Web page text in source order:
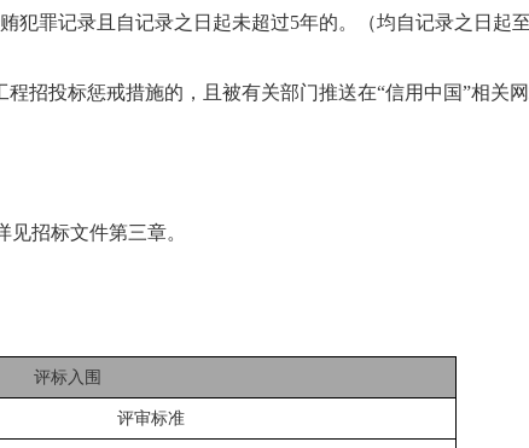
罪记录且自记录之日起未超过5年的。（均自记录之日起
招投标惩戒措施的，且被有关部门推送在“信用中国”相关
招标文件第三章。
评标入围
评审标准